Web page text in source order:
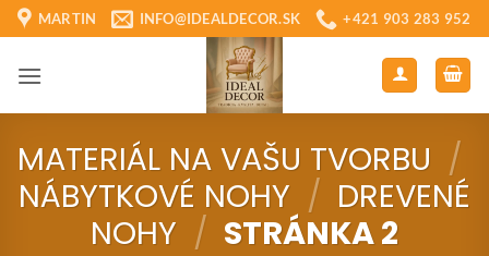
Skip
to
content
MARTIN INFO@IDEALDECOR.SK +421 903 283 952
MATERIÁL NA VAŠU TVORBU /
NÁBYTKOVÉ NOHY / DREVENÉ
NOHY / STRÁNKA 2